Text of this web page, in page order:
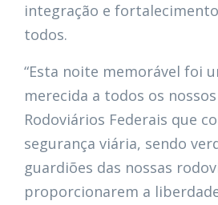
integração e
todos.
“Esta noite memorável foi
merecida a todos os
Rodoviários Federais que
segurança viária, sendo
guardiões das nossas
proporcionarem a